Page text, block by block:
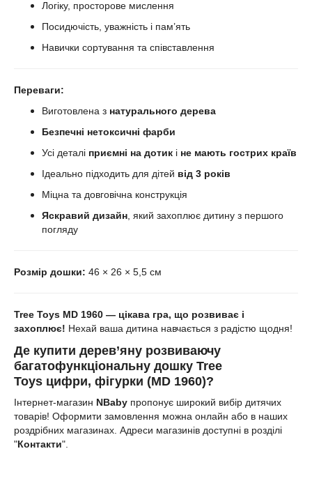
Логіку, просторове мислення
Посидючість, уважність і пам’ять
Навички сортування та співставлення
Переваги:
Виготовлена з натурального дерева
Безпечні нетоксичні фарби
Усі деталі приємні на дотик і не мають гострих країв
Ідеально підходить для дітей від 3 років
Міцна та довговічна конструкція
Яскравий дизайн , який захоплює дитину з першого
погляду
Розмір дошки: 46 × 26 × 5,5 см
Tree Toys MD 1960 — цікава гра, що розвиває і
захоплює! Нехай ваша дитина навчається з радістю щодня!
Де купити дерев’яну розвиваючу
багатофункціональну дошку Tree
Toys цифри, фігурки (MD 1960)?
Інтернет-магазин NBaby пропонує широкий вибір дитячих
товарів! Оформити замовлення можна онлайн або в наших
роздрібних магазинах. Адреси магазинів доступні в розділі
"Контакти".